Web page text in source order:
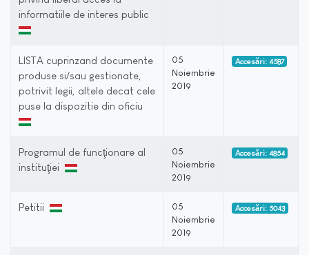
informatiile de interes public
LISTA cuprinzand documente
produse si/sau gestionate,
potrivit legii, altele decat cele
puse la dispozitie din oficiu
05
Noiembrie
2019
Accesări: 4587
Programul de funcţionare al
instituţiei
05
Noiembrie
2019
Accesări: 4854
Petitii
05
Noiembrie
2019
Accesări: 5043